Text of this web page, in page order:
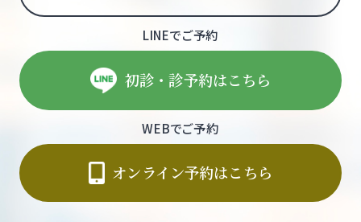
LINEでご予約
初診・診予約はこちら
WEBでご予約
オンライン予約はこちら